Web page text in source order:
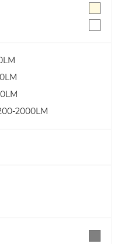
2000LM